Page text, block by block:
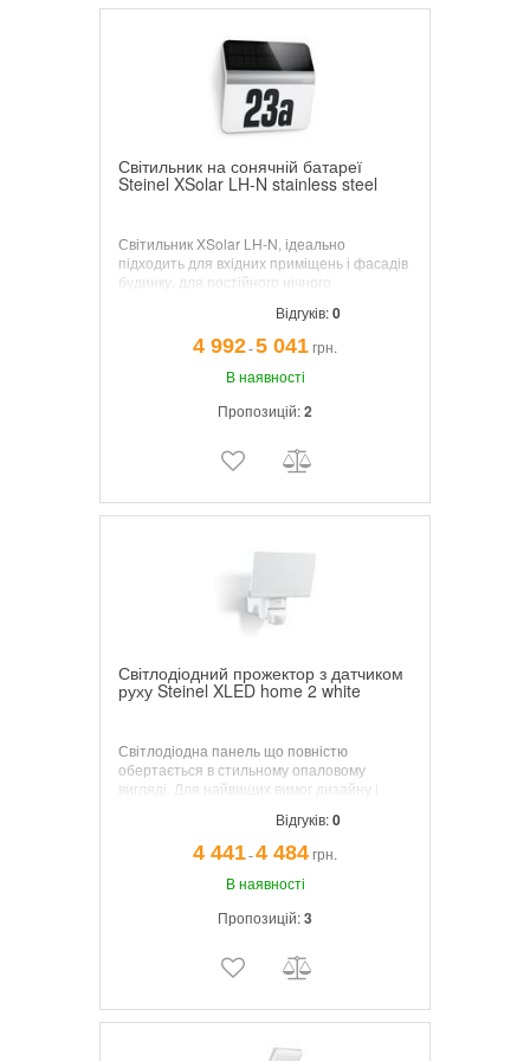
Світильник на сонячній батареї
Steinel XSolar LH-N stainless steel
Світильник XSolar LH-N, ідеально
підходить для вхідних приміщень і фасадів
будинку, для постійного нічного
постійного включення 12 днів.
Відгуків:0
4 992¯5 041грн.
В наявності
Пропозицій:2
Світлодіодний прожектор з датчиком
руху Steinel XLED home 2 white
Світлодіодна панель що повністю
обертається в стильному опаловому
вигляді. Для найвищих вимог дизайну і
лм при споживаної потужності всього 14
Вт. Прецизійний ІК-датчик повороту
(горизонтальний: 180 °, вертикальний: 90
°). Кут виявлення 180 °, дальність 10 м,
охолодження з магнієвого композиту.
Відгуків:0
4 441¯4 484грн.
В наявності
Пропозицій:3